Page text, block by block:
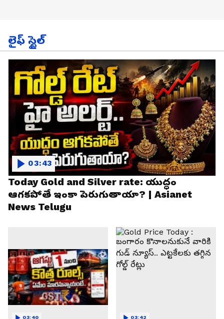
లైఫ్ స్టైల్
Today Gold and Silver rate: యుద్ధం
ఆగకపోతే ఇంకా పెరుగుతాయా? | Asianet
News Telugu
03:43
03:40 03:42